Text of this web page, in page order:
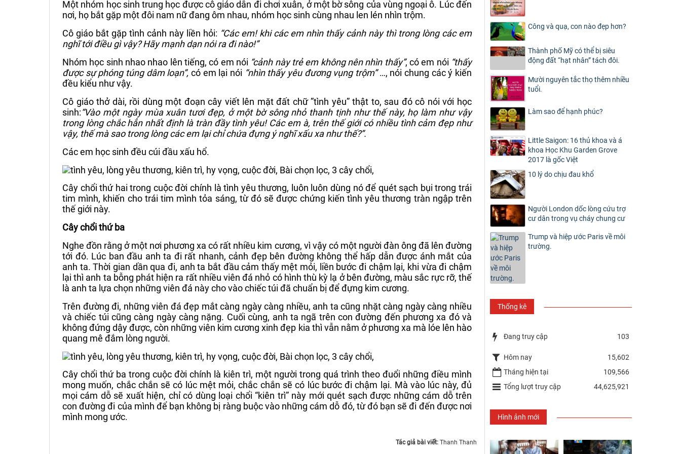
Một nhóm học sinh trung học được cô giáo dẫn đi chơi xuân, ở một bờ sông của vùng ngoại ô. Lúc đến
nơi, họ bắt gặp một đôi nam nữ đang ôm nhau, nhóm học sinh cùng nhau len lén nhìn trộm.
Cô giáo bắt gặp tình cảnh này liền hỏi: “Các em! khi các em nhìn thấy cảnh này thì trong lòng các em
nghĩ tới điều gì vậy? Hãy mạnh dạn nói ra đi nào!”
Nhóm học sinh nhao nhao lên tiếng, có em nói “cảnh này trẻ em không nên nhìn thấy”, có em nói “thấy
được sự phóng túng dâm loạn”, có em lại nói “nhìn thấy yêu đương vụng trộm”…, nói chung các ý kiến
đều kiểu như vậy.
Cô giáo thở dài, rồi dùng một đoạn cây viết lên mặt đất chữ ”tình yêu” thật to, sau đó cô nói với học
sinh:“Vào một ngày mùa xuân tươi đẹp, ở một bờ sông nhỏ thanh tịnh như thế này, họ làm như vậy
trong lòng chắc hẳn nhất định là tràn đầy tình yêu! Các em à, trên thế giới có nhiều tình cảm đẹp như
vậy, thế mà sao trong lòng các em lại chỉ chứa đựng ý nghĩ xấu xa như thế?”.
Các em học sinh đều cúi đầu xấu hổ.
Cây chổi thứ hai trong cuộc đời chính là tình yêu thương, luôn luôn dùng nó để quét sạch bụi trong trái
tim mình, khiến cho trái tim mình tỏa sáng, từ đó sẽ được chứng kiến tình yêu thương tràn ngập trên
thế giới này.
Cây chổi thứ ba
Nghe đồn rằng ở một nơi phương xa có rất nhiều kim cương, vì vậy có một người đàn ông đã lên đường
tới đó. Lúc ban đầu anh ta đi rất nhanh, cảnh đẹp bên đường không thể hấp dẫn được ánh mắt của
anh ta. Thời gian dần qua đi, anh ta bắt đầu cảm thấy mệt mỏi, liền bước đi chậm lại, khi vừa đi chậm
lại thì anh ta bỗng phát hiện ra rất nhiều viên đá nhỏ có hình thù kỳ lạ ở bên đường, màu sắc rực rỡ, thế
là anh ta lựa chọn những viên đá này cho vào chiếc túi đã chuẩn bị để đựng kim cương.
Trên đường đi, những viên đá đẹp mắt càng ngày càng nhiều, anh ta cũng nhặt càng ngày càng nhiều
và chiếc túi cũng càng ngày càng nặng. Cuối cùng, anh ta ngã trên con đường đến phương xa đó và
không đứng dậy được, còn những viên kim cương xinh đẹp kia thì vẫn nằm ở phương xa mà lóe lên hào
quang mê đắm lòng người.
Cây chổi thứ ba trong cuộc đời chính là kiên trì, một người trong quá trình theo đuổi những điều mình
mong muốn, chắc chắn sẽ có lúc mệt mỏi, chắc chắn sẽ có lúc bước đi chậm lại. Mà vào lúc này, đủ
mọi cám dỗ sẽ xuất hiện, chỉ có dùng loại chổi “kiên trì” này mới quét sạch được những cám dỗ trên
con đường đi của mình để bạn không bị ràng buộc vào những cám dỗ đó, từ đó bạn sẽ đi đến được nơi
mình mong ước.
Tác giả bài viết: Thanh Thanh
Công và quạ, con nào đẹp hơn?
Thành phố Mỹ có thể bị siêu
động đất “hạt nhân” tách đôi.
Mười nguyên tắc thọ thêm nhiều
tuổi.
Làm sao để hạnh phúc?
Little Saigon: 16 thủ khoa và á
khoa Học Khu Garden Grove
2017 là gốc Việt
10 lý do chịu đau khổ
Người London dốc lòng cứu trợ
cư dân trong vụ cháy chung cư
Trump và hiệp ước Paris về môi
trường.
Thống kê
Đang truy cập 103
Hôm nay
15,602
Tháng hiện tại
109,566
Tổng lượt truy cập
44,625,921
Hình ảnh mới